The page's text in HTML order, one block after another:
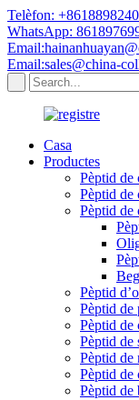
Telèfon:
WhatsApp:
Email:sales@china-
Casa
Productes
Pèptid de
Pèptid de
Pèptid de
Pèptid
Pèptid de
Pèptid de
Pèptid de
Pèptid de
Pèptid de
Pèptid de